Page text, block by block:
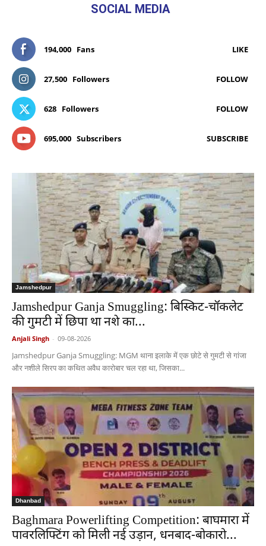
SOCIAL MEDIA
194,000 Fans LIKE
27,500 Followers FOLLOW
628 Followers FOLLOW
695,000 Subscribers SUBSCRIBE
Jamshedpur
Jamshedpur Ganja Smuggling: बिस्किट-चॉकलेट
की गुमटी में छिपा था नशे का...
Anjali Singh - 09-08-2026
Jamshedpur Ganja Smuggling: MGM थाना इलाके में एक छोटे से गुमटी से गांजा
और नशीले सिरप का कथित अवैध कारोबार चल रहा था, जिसका...
Dhanbad
Baghmara Powerlifting Competition: बाघमारा में
पावरलिफ्टिंग को मिली नई उड़ान, धनबाद-बोकारो...